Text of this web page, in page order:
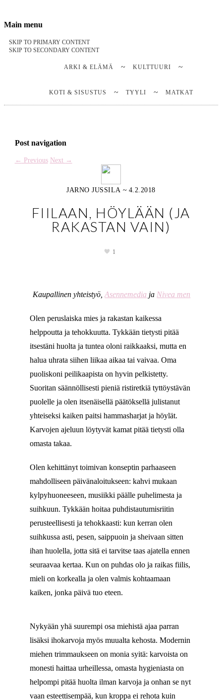
Notes on a life
Stella Harasek & Jarno Jussila
Main menu
SKIP TO PRIMARY CONTENT
SKIP TO SECONDARY CONTENT
ARKI & ELÄMÄ KULTTUURI
KOTI & SISUSTUS TYYLI MATKAT
Post navigation
← Previous Next →
JARNO JUSSILA ~ 4.2.2018
FIILAAN, HÖYLÄÄN (JA
RAKASTAN VAIN)
1
Kaupallinen yhteistyö,Asennemedia ja Nivea men
Olen peruslaiska mies ja rakastan kaikessa
helppoutta ja tehokkuutta. Tykkään tietysti pitää
itsestäni huolta ja tuntea oloni raikkaaksi, mutta en
halua uhrata siihen liikaa aikaa tai vaivaa. Oma
puoliskoni peilikaapista on hyvin pelkistetty.
Suoritan säännöllisesti pieniä ristiretkiä tyttöystävän
puolelle ja olen itsenäisellä päätöksellä julistanut
yhteiseksi kaiken paitsi hammasharjat ja höylät.
Karvojen ajeluun löytyvät kamat pitää tietysti olla
omasta takaa.
Olen kehittänyt toimivan konseptin parhaaseen
mahdolliseen päivänaloitukseen: kahvi mukaan
kylpyhuoneeseen, musiikki päälle puhelimesta ja
suihkuun. Tykkään hoitaa puhdistautumisriitin
perusteellisesti ja tehokkaasti: kun kerran olen
suihkussa asti, pesen, saippuoin ja sheivaan sitten
ihan huolella, jotta sitä ei tarvitse taas ajatella ennen
seuraavaa kertaa. Kun on puhdas olo ja raikas fiilis,
mieli on korkealla ja olen valmis kohtaamaan
kaiken, jonka päivä tuo eteen.
Nykyään yhä suurempi osa miehistä ajaa parran
lisäksi ihokarvoja myös muualta kehosta. Modernin
miehen trimmaukseen on monia syitä: karvoista on
monesti haittaa urheillessa, omasta hygieniasta on
helpompi pitää huolta ilman karvoja ja onhan se nyt
vaan esteettisempää, kun kroppa ei rehota kuin